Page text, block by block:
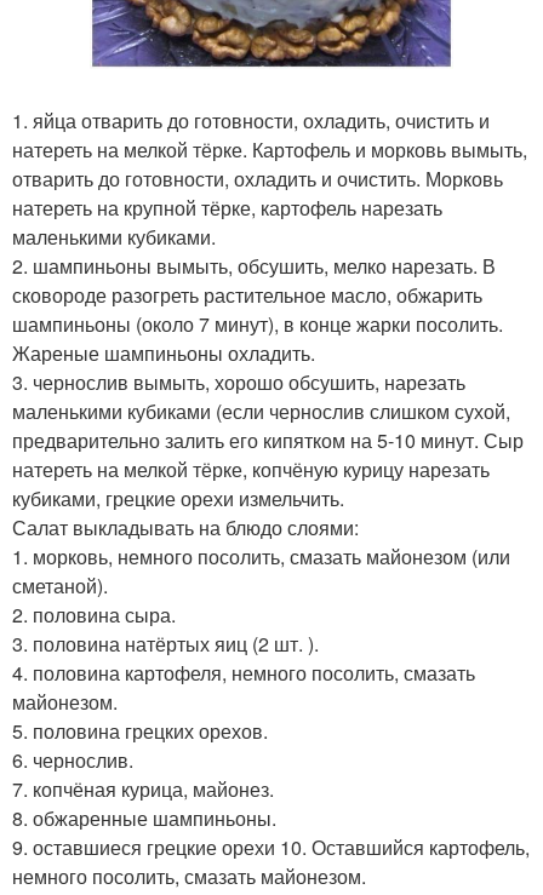
1. яйца отварить до готовности, охладить, очистить и
натереть на мелкой тёрке. Картофель и морковь вымыть,
отварить до готовности, охладить и очистить. Морковь
натереть на крупной тёрке, картофель нарезать
маленькими кубиками.
2. шампиньоны вымыть, обсушить, мелко нарезать. В
сковороде разогреть растительное масло, обжарить
шампиньоны (около 7 минут), в конце жарки посолить.
Жареные шампиньоны охладить.
3. чернослив вымыть, хорошо обсушить, нарезать
маленькими кубиками (если чернослив слишком сухой,
предварительно залить его кипятком на 5-10 минут. Сыр
натереть на мелкой тёрке, копчёную курицу нарезать
кубиками, грецкие орехи измельчить.
Салат выкладывать на блюдо слоями:
1. морковь, немного посолить, смазать майонезом (или
сметаной).
2. половина сыра.
3. половина натёртых яиц (2 шт. ).
4. половина картофеля, немного посолить, смазать
майонезом.
5. половина грецких орехов.
6. чернослив.
7. копчёная курица, майонез.
8. обжаренные шампиньоны.
9. оставшиеся грецкие орехи 10. Оставшийся картофель,
немного посолить, смазать майонезом.